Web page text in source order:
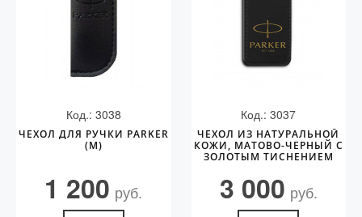
Код.: 3038
ЧЕХОЛ ДЛЯ РУЧКИ PARKER
(M)
1 200 руб.
Код.: 3037
ЧЕХОЛ ИЗ НАТУРАЛЬНОЙ
КОЖИ, МАТОВО-ЧЕРНЫЙ С
ЗОЛОТЫМ ТИСНЕНИЕМ
3 000 руб.